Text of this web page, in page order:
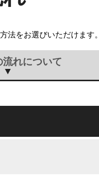
法をお選びいただけます。
れについて